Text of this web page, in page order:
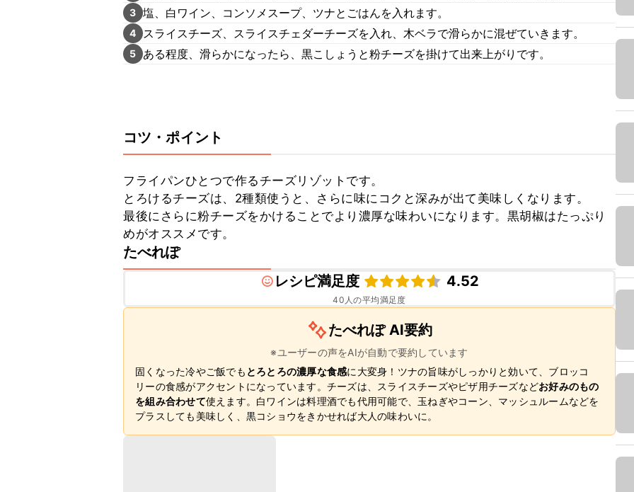
3 塩、白ワイン、コンソメスープ、ツナとごはんを入れます。
4 スライスチーズ、スライスチェダーチーズを入れ、木ベラで滑らかに混ぜていきます。
5 ある程度、滑らかになったら、黒こしょうと粉チーズを掛けて出来上がりです。
コツ・ポイント
フライパンひとつで作るチーズリゾットです。
とろけるチーズは、2種類使うと、さらに味にコクと深みが出て美味しくなります。
最後にさらに粉チーズをかけることでより濃厚な味わいになります。黒胡椒はたっぷり
めがオススメです。
たべれぽ
レシピ満足度
4.52
40 人の平均満足度
たべれぽ AI要約
※ユーザーの声をAIが自動で要約しています
固くなった冷やご飯でも とろとろの濃厚な食感に大変身！ツナの旨味がしっかりと効いて、ブロッコ
リーの食感がアクセントになっています。チーズは、スライスチーズやピザ用チーズなどお好みのもの
を組み合わせて使えます。白ワインは料理酒でも代用可能で、玉ねぎやコーン、マッシュルームなどを
プラスしても美味しく、黒コショウをきかせれば大人の味わいに。